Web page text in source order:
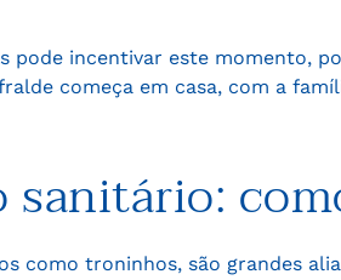
pode incentivar este momento,
começa em casa, com a
sanitário:
como troninhos, são grandes